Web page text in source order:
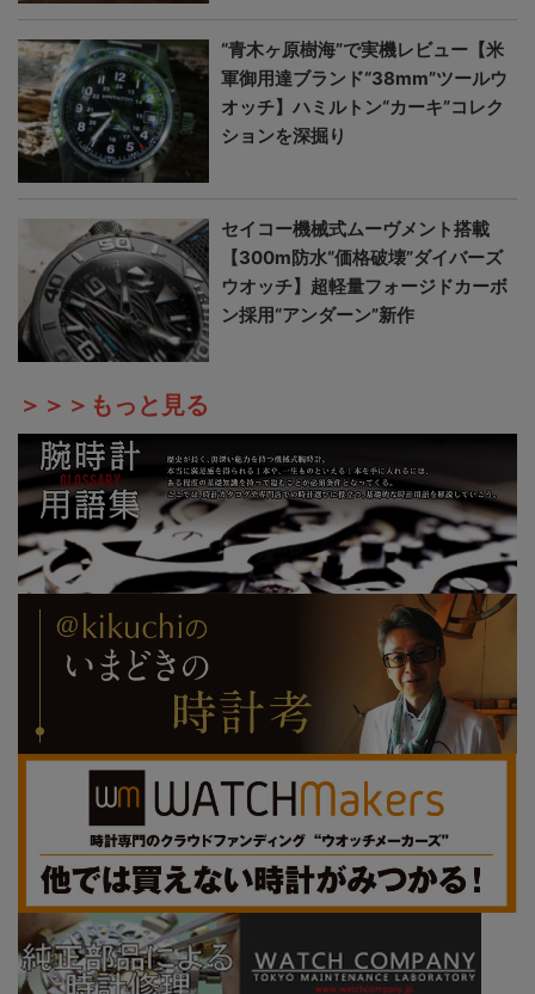
“青木ヶ原樹海”で実機レビュー【米
軍御用達ブランド“38mm”ツールウ
オッチ】ハミルトン“カーキ”コレク
ションを深掘り
セイコー機械式ムーヴメント搭載
【300m防水“価格破壊”ダイバーズ
ウオッチ】超軽量フォージドカーボ
ン採用“アンダーン”新作
＞＞＞もっと見る